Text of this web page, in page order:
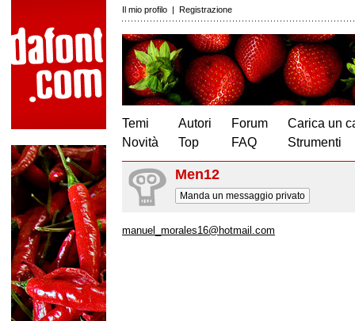
Il mio profilo | Registrazione
Temi
Novità
Autori
Top
Forum
FAQ
Carica un
Strumenti
Men12
Manda un messaggio privato
manuel_morales16@hotmail.com